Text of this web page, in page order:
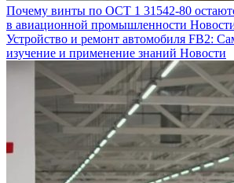
Почему винты по ОСТ 1 31542-80
в авиационной промышленности
Устройство и ремонт автомобиля FB2:
изучение и применение знаний Новости